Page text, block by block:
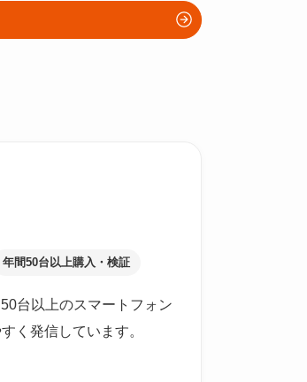
年間50台以上購入・検証
台以上のスマートフォン
く発信しています。